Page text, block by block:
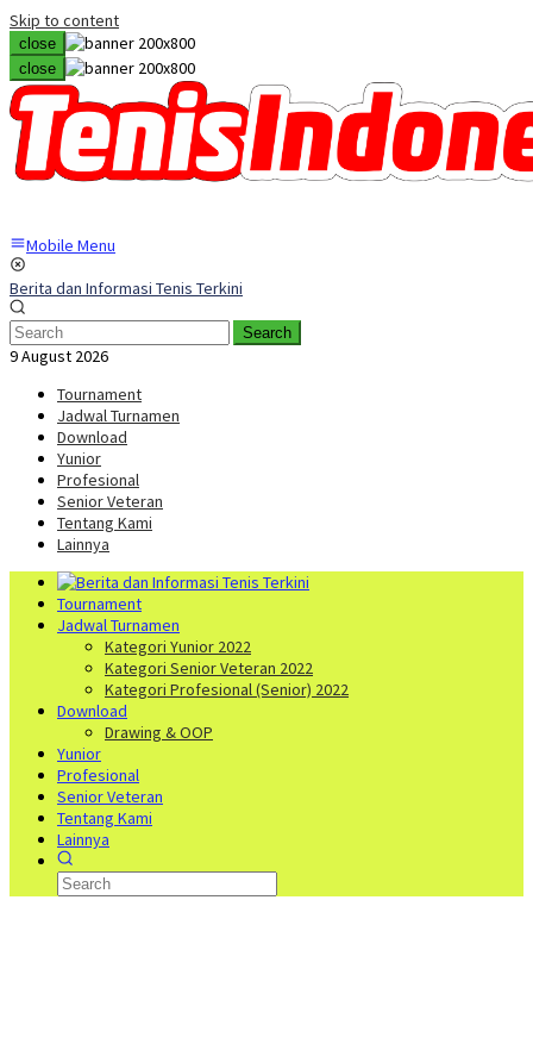
Skip to content
close
close
Mobile Menu
Berita dan Informasi Tenis Terkini
Search
9 August 2026
Tournament
Jadwal Turnamen
Download
Yunior
Profesional
Senior Veteran
Tentang Kami
Lainnya
Tournament
Jadwal Turnamen
Kategori Yunior 2022
Kategori Senior Veteran 2022
Kategori Profesional (Senior) 2022
Download
Drawing & OOP
Yunior
Profesional
Senior Veteran
Tentang Kami
Lainnya